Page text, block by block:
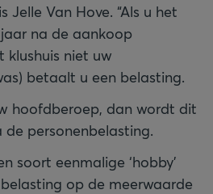
Jelle Van Hove. “Als u het
na de aankoop
klushuis niet uw
betaalt u een belasting.
hoofdberoep, dan wordt dit
personenbelasting.
soort eenmalige ‘hobby’
op de meerwaarde